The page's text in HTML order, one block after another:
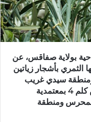
بولاية صفاقس، عن
بأشجار زياتين
سيدي غريب
بمعتمدية المحرس ومنطقة المحرس كلم 4 بمعتمدية
ومنطقة